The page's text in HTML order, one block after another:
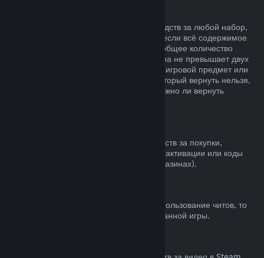
Вы можете получить полный возврат средств за любой набор,
купленный в магазине Steam, но только если всё содержимое
набора находится на вашем аккаунте и общее количество
времени пользования товарами из набора не превышает двух
часов. Если к набору прилагается внутриигровой предмет или
дополнительный контент, средства за который вернуть нельзя,
при оформлении покупки вы узнаете, можно ли вернуть
Valve не может предложить возврат средств за покупки,
сделанные вне Steam (например, ключи активации или коды
кошелька Steam, купленные в других магазинах).
Если вы получили блокировку VAC за использование читов, то
вы теряете право на возврат заблокированной игры.